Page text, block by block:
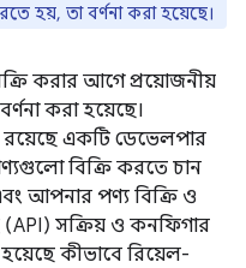
হয়, তা বর্ণনা করা হয়েছে।
করার আগে প্রয়োজনীয়
করা হয়েছে।
একটি ডেভেলপার
বিক্রি করতে চান
আপনার পণ্য বিক্রি ও
সক্রিয় ও কনফিগার
কীভাবে রিয়েল-